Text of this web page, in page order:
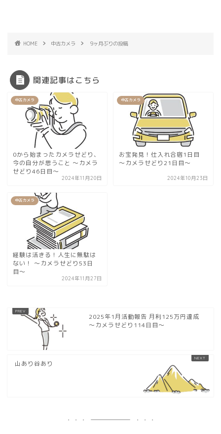
HOME 中古カメラ 9ヶ月ぶりの投稿
関連記事はこちら
中古カメラ
0から始まったカメラせどり、
今の自分が思うこと 〜カメラ
せどり46日目〜
2024年11月20日
中古カメラ
お宝発見！仕入れ合宿1日目
〜カメラせどり21日目〜
2024年10月23日
中古カメラ
経験は活きる！人生に無駄は
ない！ 〜カメラせどり53日
目〜
2024年11月27日
2025年1月活動報告 月利125万円達成
〜カメラせどり114日目〜
山あり谷あり